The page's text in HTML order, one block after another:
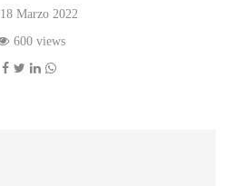
18 Marzo 2022
600 views